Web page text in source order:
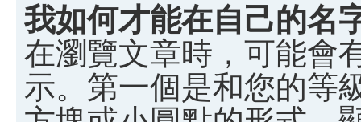
我如何才能在自己的名
在瀏覽文章時，可能會
示。第一個是和您的等